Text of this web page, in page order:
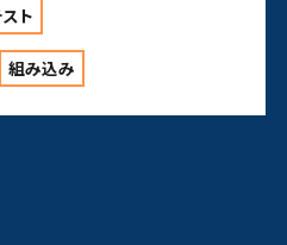
ト
組み込み